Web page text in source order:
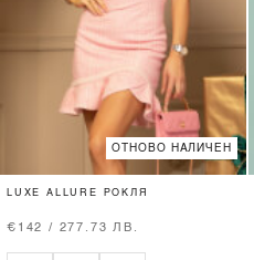
ОТНОВО НАЛИЧЕН
LUXE ALLURE РОКЛЯ
€142 / 277.73 ЛВ.